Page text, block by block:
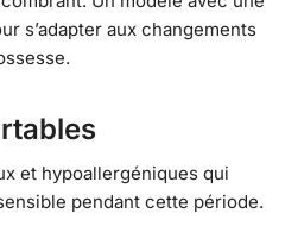
s’adapter aux changements
et hypoallergéniques qui
pendant cette période.